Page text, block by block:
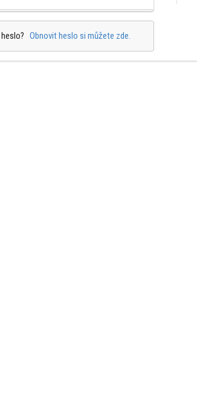
Obnovit heslo si můžete zde.